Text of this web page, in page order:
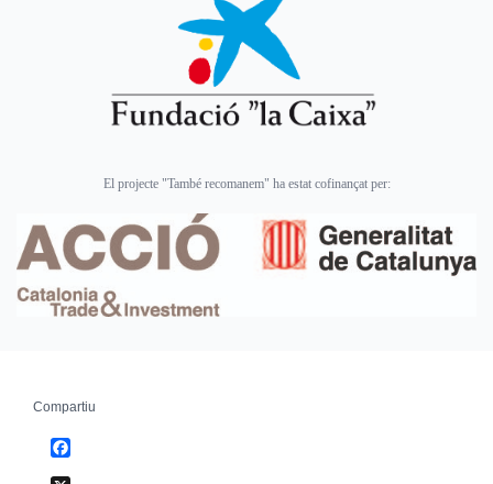
El projecte "També recomanem" ha estat cofinançat per:
Compartiu